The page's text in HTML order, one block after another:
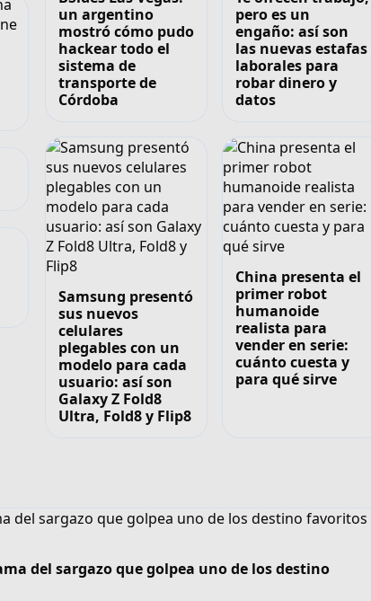
un argentino
mostró cómo pudo
hackear todo el
sistema de
transporte de
Córdoba
pero es un
engaño: así son
las nuevas estafas
laborales para
robar dinero y
datos
Samsung presentó
sus nuevos
celulares
plegables con un
modelo para cada
usuario: así son
Galaxy Z Fold8
Ultra, Fold8 y Flip8
China presenta el
primer robot
humanoide
realista para
vender en serie:
cuánto cuesta y
para qué sirve
del sargazo que golpea uno de los destino